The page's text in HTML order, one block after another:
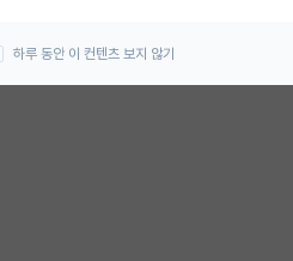
하루 동안 이 컨텐츠 보지 않기